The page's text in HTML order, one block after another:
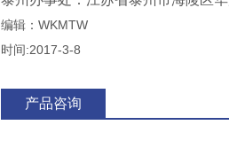
编辑：WKMTW
时间:2017-3-8
产品咨询